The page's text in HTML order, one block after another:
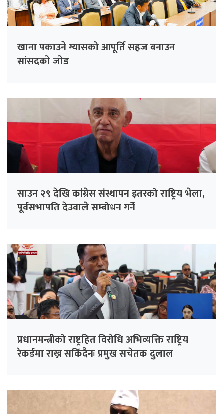
खाना पकाउने ग्यासको आपूर्ति सहज बनाउन
सांसदको जोड
साउन २९ देखि कांग्रेस संस्थापन इतरको राष्ट्रिय भेला,
पूर्वसभापति देउवाले सम्बोधन गर्ने
प्रधानमन्त्रीको राष्ट्रहित विरोधि अभिव्यक्ति राष्ट्रिय
रेकर्डमा राख्न सकिँदैनः प्रमुख सचेतक दुलाल